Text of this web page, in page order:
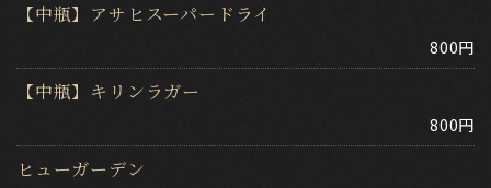
【中瓶】アサヒスーパードライ
800円
【中瓶】キリンラガー
800円
ヒューガーデン